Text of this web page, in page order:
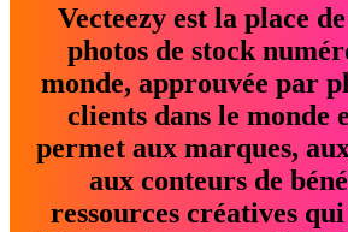
Vecteezy est la place
photos de stock
monde, approuvée par
clients dans le monde
permet aux marques,
aux conteurs de
ressources créatives